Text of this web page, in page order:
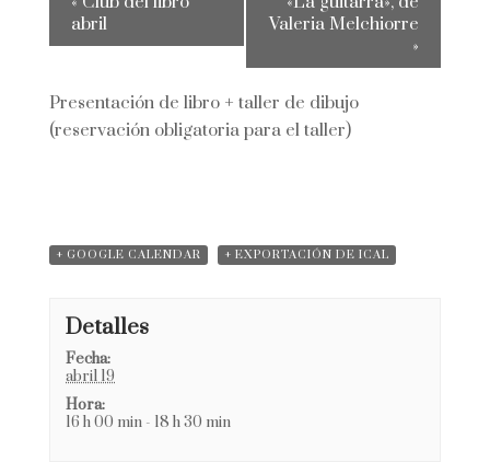
abril
Valeria Melchiorre
»
Presentación de libro + taller de dibujo
(reservación obligatoria para el taller)
+ GOOGLE CALENDAR + EXPORTACIÓN DE ICAL
Detalles
Fecha:
abril 19
Hora:
16 h 00 min - 18 h 30 min